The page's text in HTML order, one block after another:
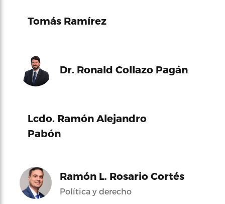
Tomás Ramírez
Dr. Ronald Collazo Pagán
Lcdo. Ramón Alejandro
Pabón
Ramón L. Rosario Cortés
Política y derecho